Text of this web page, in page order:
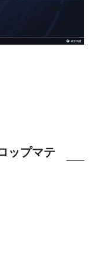
ップマテ